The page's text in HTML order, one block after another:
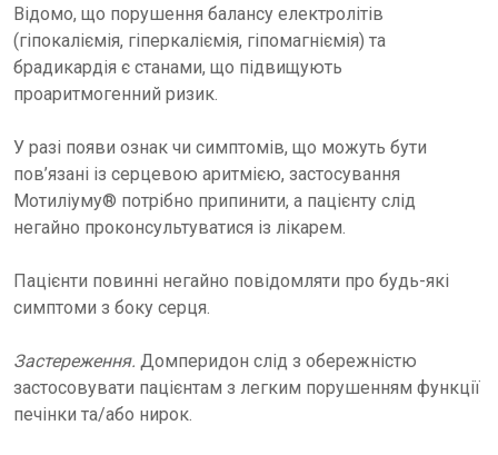
Відомо, що порушення балансу електролітів
(гіпокаліємія, гіперкаліємія, гіпомагніємія) та
брадикардія є станами, що підвищують
проаритмогенний ризик.
У разі появи ознак чи симптомів, що можуть бути
пов’язані із серцевою аритмією, застосування
Мотиліуму® потрібно припинити, а пацієнту слід
негайно проконсультуватися із лікарем.
Пацієнти повинні негайно повідомляти про будь-які
симптоми з боку серця.
Застереження. Домперидон слід з обережністю
застосовувати пацієнтам з легким порушенням функції
печінки та/або нирок.